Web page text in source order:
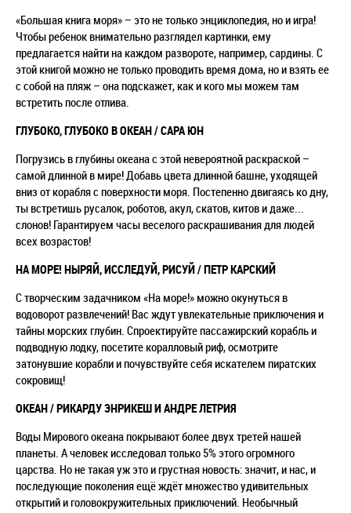
«Большая книга моря» – это не только энциклопедия, но и игра!
Чтобы ребенок внимательно разглядел картинки, ему
предлагается найти на каждом развороте, например, сардины. С
этой книгой можно не только проводить время дома, но и взять ее
с собой на пляж – она подскажет, как и кого мы можем там
встретить после отлива.
ГЛУБОКО, ГЛУБОКО В ОКЕАН / САРА ЮН
Погрузись в глубины океана с этой невероятной раскраской –
самой длинной в мире! Добавь цвета длинной башне, уходящей
вниз от корабля с поверхности моря. Постепенно двигаясь ко дну,
ты встретишь русалок, роботов, акул, скатов, китов и даже...
слонов! Гарантируем часы веселого раскрашивания для людей
всех возрастов!
НА МОРЕ! НЫРЯЙ, ИССЛЕДУЙ, РИСУЙ / ПЕТР КАРСКИЙ
С творческим задачником «На море!» можно окунуться в
водоворот развлечений! Вас ждут увлекательные приключения и
тайны морских глубин. Спроектируйте пассажирский корабль и
подводную лодку, посетите коралловый риф, осмотрите
затонувшие корабли и почувствуйте себя искателем пиратских
сокровищ!
ОКЕАН / РИКАРДУ ЭНРИКЕШ И АНДРЕ ЛЕТРИЯ
Воды Мирового океана покрывают более двух третей нашей
планеты. А человек исследовал только 5% этого огромного
царства. Но не такая уж это и грустная новость: значит, и нас, и
последующие поколения ещё ждёт множество удивительных
открытий и головокружительных приключений. Необычный